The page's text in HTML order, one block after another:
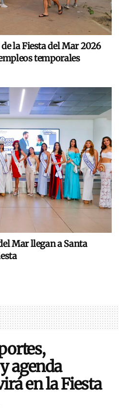
la Fiesta del Mar 2026
temporales
Mar llegan a Santa
agenda
en la Fiesta